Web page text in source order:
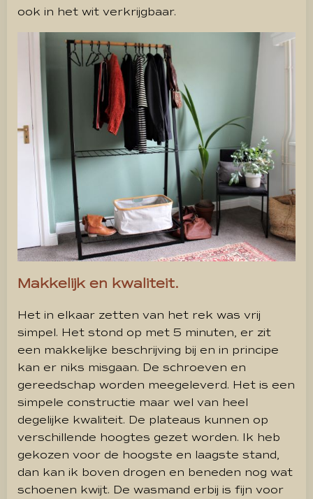
ook in het wit verkrijgbaar.
Makkelijk en kwaliteit.
Het in elkaar zetten van het rek was vrij
simpel. Het stond op met 5 minuten, er zit
een makkelijke beschrijving bij en in principe
kan er niks misgaan. De schroeven en
gereedschap worden meegeleverd. Het is een
simpele constructie maar wel van heel
degelijke kwaliteit. De plateaus kunnen op
verschillende hoogtes gezet worden. Ik heb
gekozen voor de hoogste en laagste stand,
dan kan ik boven drogen en beneden nog wat
schoenen kwijt. De wasmand erbij is fijn voor